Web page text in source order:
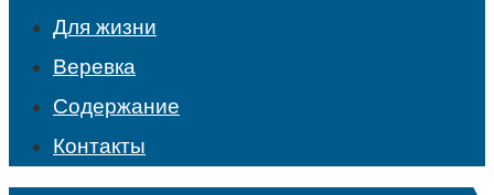
Для жизни
Веревка
Содержание
Контакты